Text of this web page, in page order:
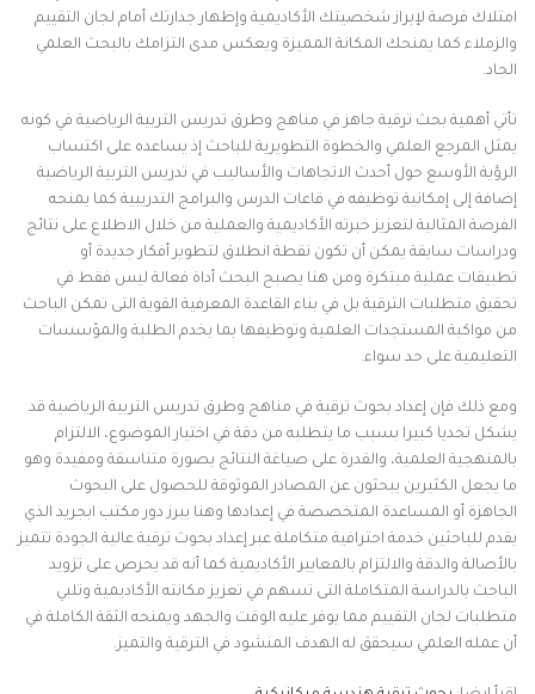
امتلاك فرصة لإبراز شخصيتك الأكاديمية وإظهار جدارتك أمام لجان التقييم
والزملاء كما يمنحك المكانة المميزة ويعكس مدى التزامك بالبحث العلمي
الجاد.
تأتي أهمية بحث ترقية جاهز في مناهج وطرق تدريس التربية الرياضية في كونه
يمثل المرجع العلمي والخطوة التطويرية للباحث إذ يساعده على اكتساب
الرؤية الأوسع حول أحدث الاتجاهات والأساليب في تدريس التربية الرياضية
إضافة إلى إمكانية توظيفه في قاعات الدرس والبرامج التدريبية كما يمنحه
الفرصة المثالية لتعزيز خبرته الأكاديمية والعملية من خلال الاطلاع على نتائج
ودراسات سابقة يمكن أن تكون نقطة انطلاق لتطوير أفكار جديدة أو
تطبيقات عملية مبتكرة ومن هنا يصبح البحث أداة فعالة ليس فقط في
تحقيق متطلبات الترقية بل في بناء القاعدة المعرفية القوية التى تمكن الباحث
من مواكبة المستجدات العلمية وتوظيفها بما يخدم الطلبة والمؤسسات
التعليمية على حد سواء.
ومع ذلك فإن إعداد بحوث ترقية في مناهج وطرق تدريس التربية الرياضية قد
يشكل تحديا كبيرا بسبب ما يتطلبه من دقة في اختيار الموضوع، الالتزام
بالمنهجية العلمية، والقدرة على صياغة النتائج بصورة متناسقة ومفيدة وهو
ما يجعل الكثيرين يبحثون عن المصادر الموثوقة للحصول على البحوث
الجاهزة أو المساعدة المتخصصة في إعدادها وهنا يبرز دور مكتب ابجريد الذي
يقدم للباحثين خدمة احترافية متكاملة عبر إعداد بحوث ترقية عالية الجودة تتميز
بالأصالة والدقة والالتزام بالمعايير الأكاديمية كما أنه قد يحرص على تزويد
الباحث بالدراسة المتكاملة التى تسهم في تعزيز مكانته الأكاديمية وتلبي
متطلبات لجان التقييم مما يوفر عليه الوقت والجهد ويمنحه الثقة الكاملة في
أن عمله العلمي سيحقق له الهدف المنشود في الترقية والتميز.